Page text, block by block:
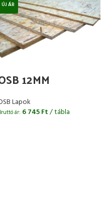
ÚJ ÁR
12MM
Lapok
ár: 6 745Ft/ tábla